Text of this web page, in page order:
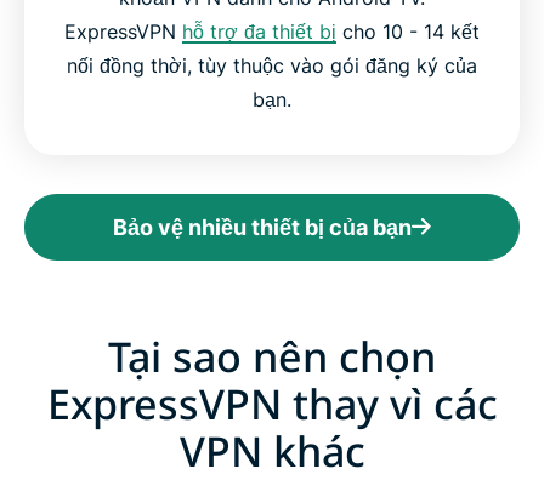
ExpressVPN hỗ trợ đa thiết bị cho 10 - 14 kết
nối đồng thời, tùy thuộc vào gói đăng ký của
bạn.
Bảo vệ nhiều thiết bị của bạn
Tại sao nên chọn
ExpressVPN thay vì các
VPN khác